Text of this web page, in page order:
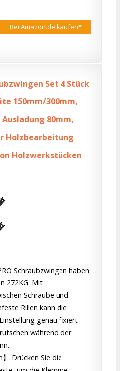
Bei Amazon.de kaufen*
Set 4 Stück
150mm/300mm,
80mm,
Holzbearbeitung
Holzwerkstücken
Schraubzwingen haben
272KG. Mit
Schraube und
Rillen kann die
genau fixiert
während der
】 Drücken Sie die